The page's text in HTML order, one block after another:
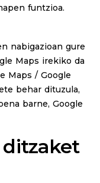
funtzioa.
nabigazioan gure
Maps irekiko da
Maps / Google
behar dituzula,
barne, Google
ditzaket